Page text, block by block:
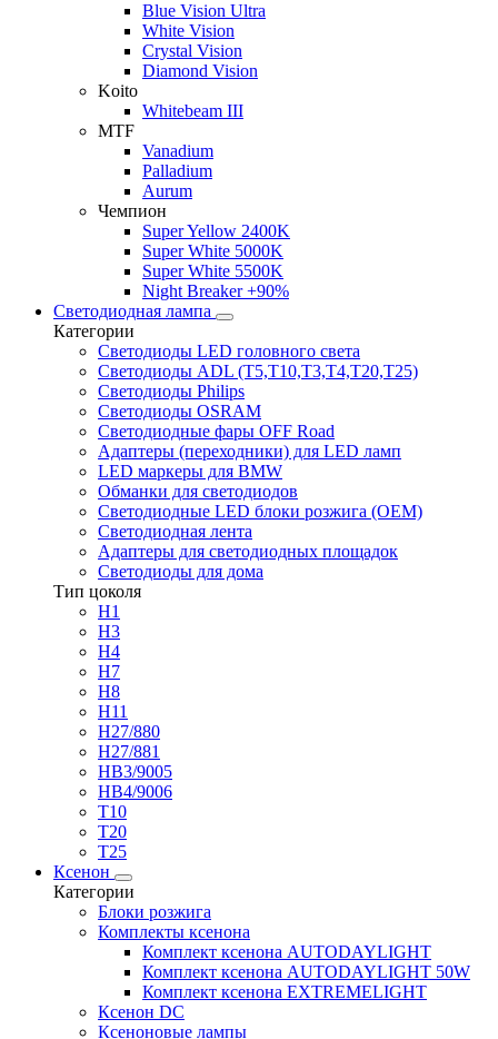
Blue Vision Ultra
White Vision
Crystal Vision
Diamond Vision
Koito
Whitebeam III
MTF
Vanadium
Palladium
Aurum
Чемпион
Super Yellow 2400K
Super White 5000K
Super White 5500K
Night Breaker +90%
Светодиодная лампа
Категории
Светодиоды LED головного света
Светодиоды ADL (T5,T10,T3,T4,T20,T25)
Светодиоды Philips
Светодиоды OSRAM
Светодиодные фары OFF Road
Адаптеры (переходники) для LED ламп
LED маркеры для BMW
Обманки для светодиодов
Светодиодные LED блоки розжига (OEM)
Светодиодная лента
Адаптеры для светодиодных площадок
Светодиоды для дома
Тип цоколя
H1
H3
H4
H7
H8
H11
H27/880
H27/881
HB3/9005
HB4/9006
T10
T20
T25
Ксенон
Категории
Блоки розжига
Комплекты ксенона
Комплект ксенона AUTODAYLIGHT
Комплект ксенона AUTODAYLIGHT 50W
Комплект ксенона EXTREMELIGHT
Ксенон DC
Ксеноновые лампы